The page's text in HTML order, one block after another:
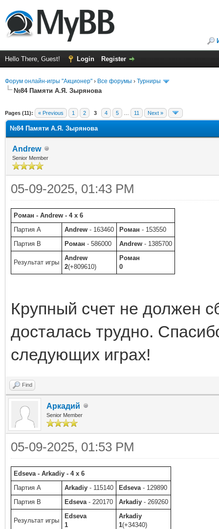
Hello There, Guest! Login Register
Форум онлайн-игры "Акционер" › Все форумы › Турниры
№84 Памяти А.Я. Зырянова
Pages (11): « Previous 1 2 3 4 5 11 Next »
№84 Памяти А.Я. Зырянова
Andrew
Senior Member
05-09-2025, 01:43 PM
Роман - Andrew - 4 x 6
Партия A
Andrew - 163460 Роман - 153550
Партия B
Роман - 586000 Andrew - 1385700
Результат игры
Andrew
2(+809610)
Роман
0
Крупный счет не должен
досталась трудно.
следующих играх!
Find
Аркадий
Senior Member
05-09-2025, 01:53 PM
Edseva - Arkadiy - 4 x 6
Партия A
Arkadiy - 115140 Edseva - 129890
Партия B
Edseva - 220170 Arkadiy - 269260
Результат игры
Edseva
1
Arkadiy
1(+34340)